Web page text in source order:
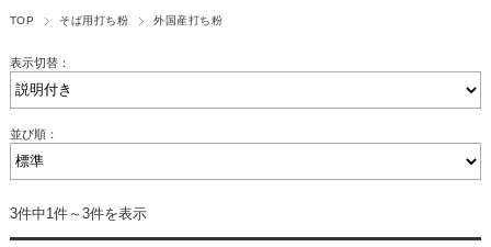
TOP そば用打ち粉 外国産打ち粉
表示切替：
並び順：
3件中1件～3件を表示